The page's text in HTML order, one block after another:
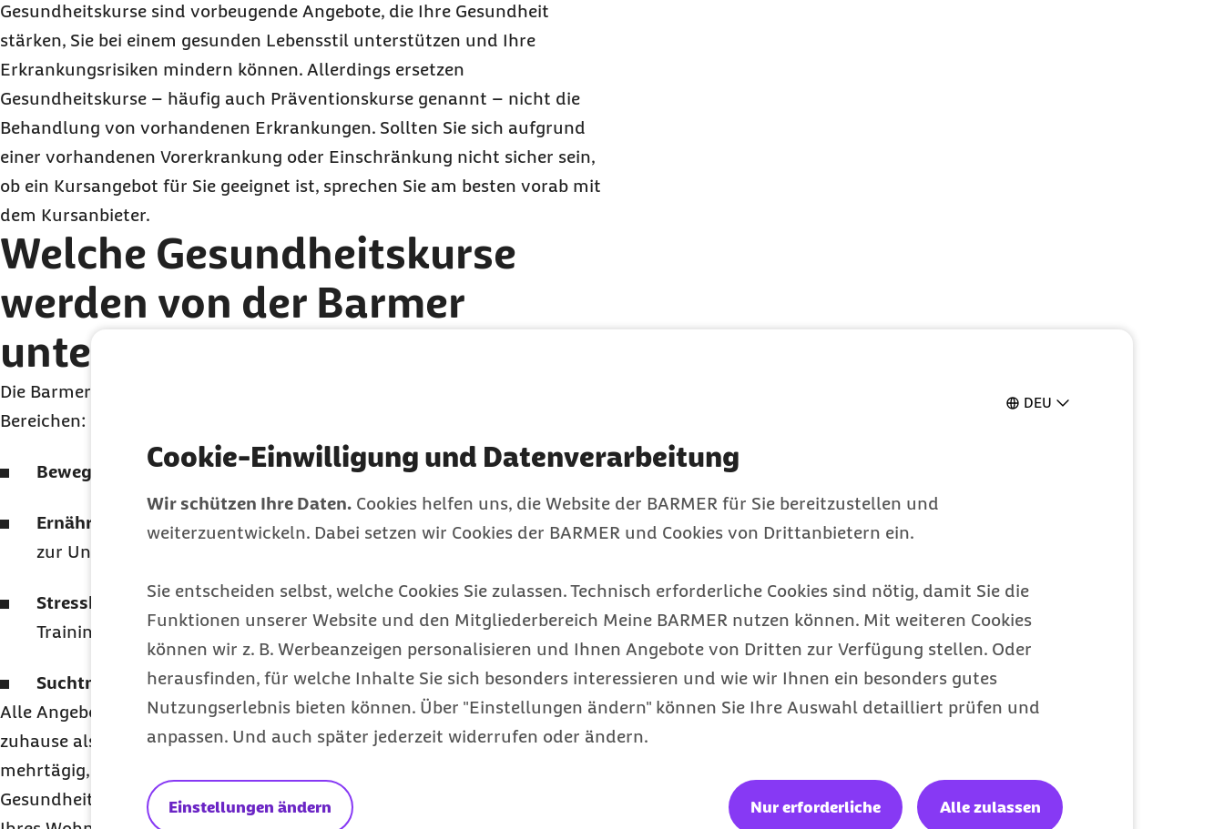
DEU
Cookie-Einwilligung und Datenverarbeitung
Wir schützen Ihre Daten. Cookies helfen uns, die Website der BARMER für Sie bereitzustellen und
weiterzuentwickeln. Dabei setzen wir Cookies der BARMER und Cookies von Drittanbietern ein.
Sie entscheiden selbst, welche Cookies Sie zulassen. Technisch erforderliche Cookies sind nötig, damit Sie die
Funktionen unserer Website und den Mitgliederbereich Meine BARMER nutzen können. Mit weiteren Cookies
können wir z. B. Werbeanzeigen personalisieren und Ihnen Angebote von Dritten zur Verfügung stellen. Oder
herausfinden, für welche Inhalte Sie sich besonders interessieren und wie wir Ihnen ein besonders gutes
Nutzungserlebnis bieten können. Über "Einstellungen ändern" können Sie Ihre Auswahl detailliert prüfen und
anpassen. Und auch später jederzeit widerrufen oder ändern.
Einstellungen ändern Nur erforderliche Alle zulassen
Gesundheitskurse sind vorbeugende Angebote, die Ihre Gesundheit
stärken, Sie bei einem gesunden Lebensstil unterstützen und Ihre
Erkrankungsrisiken mindern können. Allerdings ersetzen
Gesundheitskurse – häufig auch Präventionskurse genannt – nicht die
Behandlung von vorhandenen Erkrankungen. Sollten Sie sich aufgrund
einer vorhandenen Vorerkrankung oder Einschränkung nicht sicher sein,
ob ein Kursangebot für Sie geeignet ist, sprechen Sie am besten vorab mit
dem Kursanbieter.
Welche Gesundheitskurse
werden von der Barmer
unterstützt?
Die Barmer fördert Gesundheits- und Präventionskurse in den folgenden
Bereichen:
Bewegung z. B.Pilates, Ganzkörpertraining oder Rückenschule)
Ernährung
(etwa Kurse oder Beratungen zu gesunder Ernährung oder
zur Unterstützung bei leichtem Übergewicht)
Stressbewältigung & Entspannung( z. B.Tai Chi, Yoga, Autogenes
Training, Qigong)
Suchtmittelkonsum(etwa Kurse zum Alkohol- oder Rauchverzicht)
Alle Angebote gibt es zu festen Terminen vor Ort oder einfach flexibel von
zuhause als Online-Kurs. Einige Kurse werden auch als Kompaktangebote
mehrtägig, beispielsweise über ein Wochenende oder innerhalb einer
Gesundheitswoche, angeboten. Diese Kompaktkurse können in der Nähe